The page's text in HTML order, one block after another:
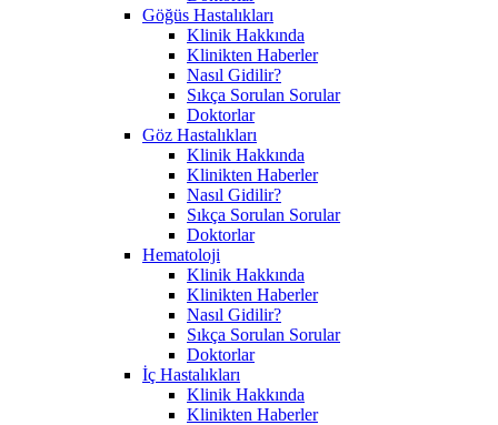
Göğüs Hastalıkları
Klinik Hakkında
Klinikten Haberler
Nasıl Gidilir?
Sıkça Sorulan Sorular
Doktorlar
Göz Hastalıkları
Klinik Hakkında
Klinikten Haberler
Nasıl Gidilir?
Sıkça Sorulan Sorular
Doktorlar
Hematoloji
Klinik Hakkında
Klinikten Haberler
Nasıl Gidilir?
Sıkça Sorulan Sorular
Doktorlar
İç Hastalıkları
Klinik Hakkında
Klinikten Haberler